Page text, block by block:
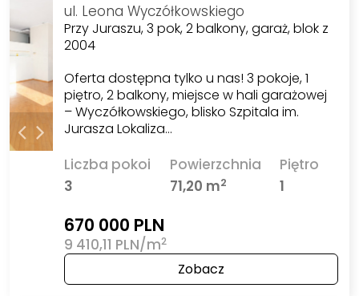
ul. Leona Wyczółkowskiego
Przy Juraszu, 3 pok, 2 balkony, garaż, blok z
2004
Oferta dostępna tylko u nas! 3 pokoje, 1
piętro, 2 balkony, miejsce w hali garażowej
– Wyczółkowskiego, blisko Szpitala im.
Jurasza Lokaliza…
Liczba pokoi
3
Powierzchnia
71,20 m2
Piętro
1
670 000 PLN
9 410,11 PLN/m2
Zobacz